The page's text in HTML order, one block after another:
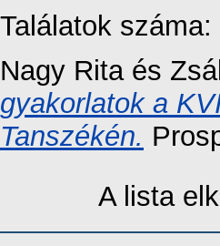
Találatok száma:
Nagy Ritaés
gyakorlatok a
Tanszékén.
A lista